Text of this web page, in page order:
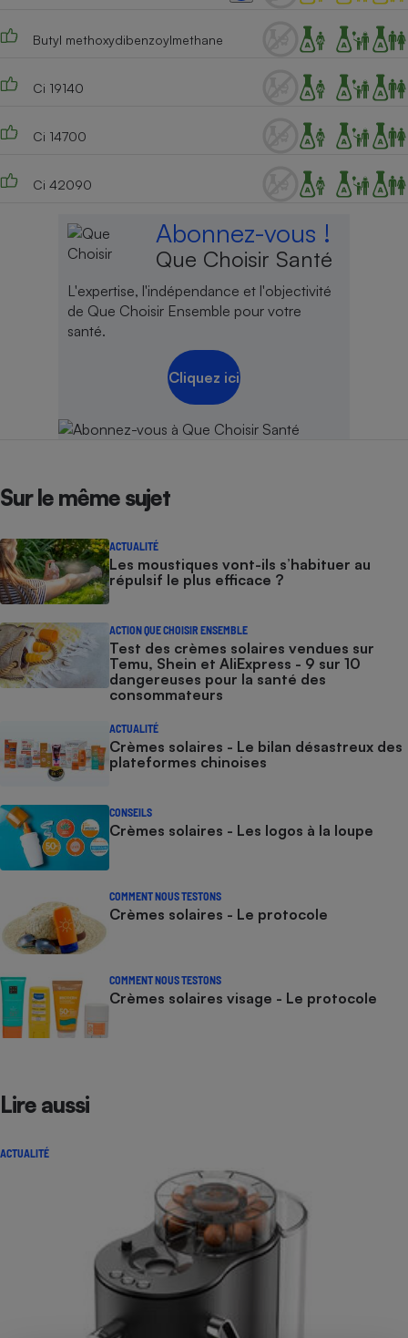
Butyl methoxydibenzoylmethane
Ci 19140
Ci 14700
Ci 42090
Abonnez-vous !
Que Choisir Santé
L'expertise, l'indépendance et l'objectivité
de Que Choisir Ensemble pour votre
santé.
Cliquez ici
Sur le même sujet
ACTUALITÉ
Les moustiques vont-ils s’habituer au
répulsif le plus efficace ?
ACTION QUE CHOISIR ENSEMBLE
Test des crèmes solaires vendues sur
Temu, Shein et AliExpress - 9 sur 10
dangereuses pour la santé des
consommateurs
ACTUALITÉ
Crèmes solaires - Le bilan désastreux des
plateformes chinoises
CONSEILS
Crèmes solaires - Les logos à la loupe
COMMENT NOUS TESTONS
Crèmes solaires - Le protocole
COMMENT NOUS TESTONS
Crèmes solaires visage - Le protocole
Lire aussi
ACTUALITÉ